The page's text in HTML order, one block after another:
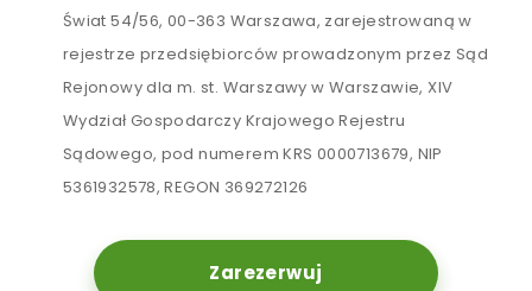
Świat 54/56, 00-363 Warszawa, zarejestrowaną w
rejestrze przedsiębiorców prowadzonym przez Sąd
Rejonowy dla m. st. Warszawy w Warszawie, XIV
Wydział Gospodarczy Krajowego Rejestru
Sądowego, pod numerem KRS 0000713679, NIP
5361932578, REGON 369272126
Zarezerwuj